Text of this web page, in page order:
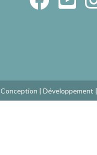
Conception | Développement |